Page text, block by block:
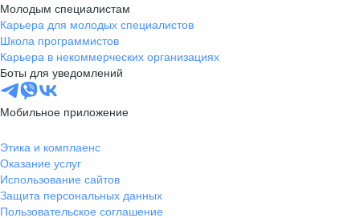
Молодым специалистам
Карьера для молодых специалистов
Школа программистов
Карьера в некоммерческих организациях
Боты для уведомлений
Мобильное приложение
Этика и комплаенс
Оказание услуг
Использование сайтов
Защита персональных данных
Пользовательское соглашение